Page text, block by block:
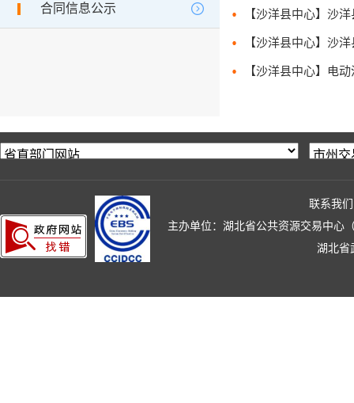
合同信息公示
联系我们
主办单位：湖北省公共资源交易中心
湖北省